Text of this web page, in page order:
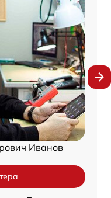
Иванов